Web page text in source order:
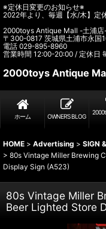
※定休日変更のお知らせ※
2022年より、毎週【水/木】定
2000toys Antique Mall -土浦店
〒300-0817 茨城県土浦市永国
電話 029-895-8960
営業時間 12:00-20:00 / 定休日
2000toys Antique
ホーム OWNER’S BLOG
HOME > Advertising > SIGN
> 80s Vintage Miller Brewing
Display Sign (A523)
80s Vintage Miller
Beer Lighted Store